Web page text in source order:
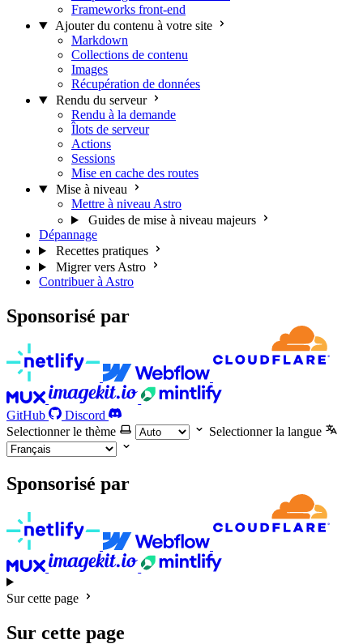
Frameworks front-end
Ajouter du contenu à votre site
Markdown
Collections de contenu
Images
Récupération de données
Rendu du serveur
Rendu à la demande
Îlots de serveur
Actions
Sessions
Mise en cache des routes
Mise à niveau
Mettre à niveau Astro
Guides de mise à niveau majeurs
Dépannage
Recettes pratiques
Migrer vers Astro
Contribuer à Astro
Sponsorisé par
GitHub
Discord
Selectionner le thème
Selectionner la langue
Sponsorisé par
Sur cette page
Sur cette page